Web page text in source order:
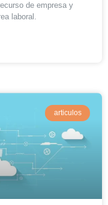
de empresa y
laboral.
articulos